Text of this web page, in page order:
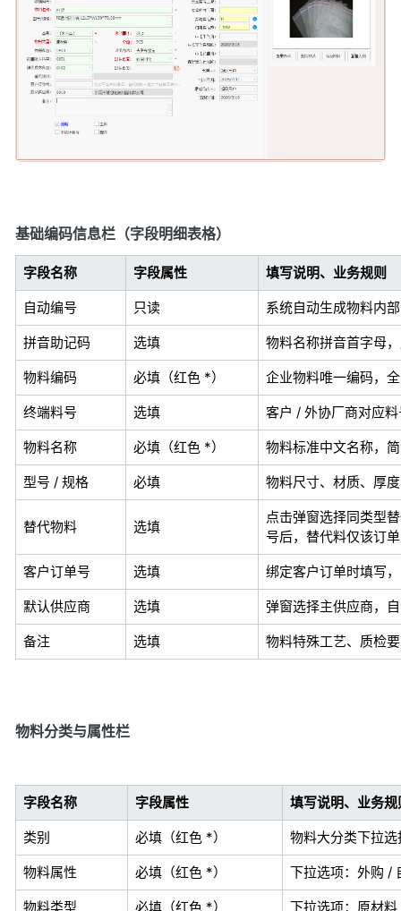
基础编码信息栏（字段明细表格）
字段名称 字段属性 填写说明、业务规则
自动编号 只读 系统自动生成物料内
拼音助记码 选填 物料名称拼音首字母
物料编码 必填（红色 *） 企业物料唯一编码，
终端料号 选填 客户 / 外协厂商对应
物料名称 必填（红色 *） 物料标准中文名称，
型号 / 规格 必填 物料尺寸、材质、厚
替代物料 选填
点击弹窗选择同类型
号后，替代料仅该订
客户订单号 选填 绑定客户订单时填写
默认供应商 选填 弹窗选择主供应商，
备注 选填 物料特殊工艺、质检
物料分类与属性栏
字段名称 字段属性 填写说明、业务规
类别 必填（红色 *） 物料大分类下拉
物料属性 必填（红色 *） 下拉选项：外购 /
物料类型 必填（红色 *） 下拉选项：原材